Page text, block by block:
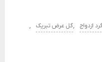
ازدواج ,گل عرض تبریک ,